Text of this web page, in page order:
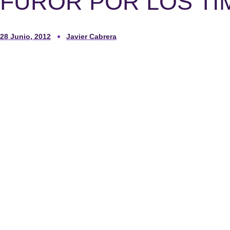
28 Junio, 2012 Javier Cabrera